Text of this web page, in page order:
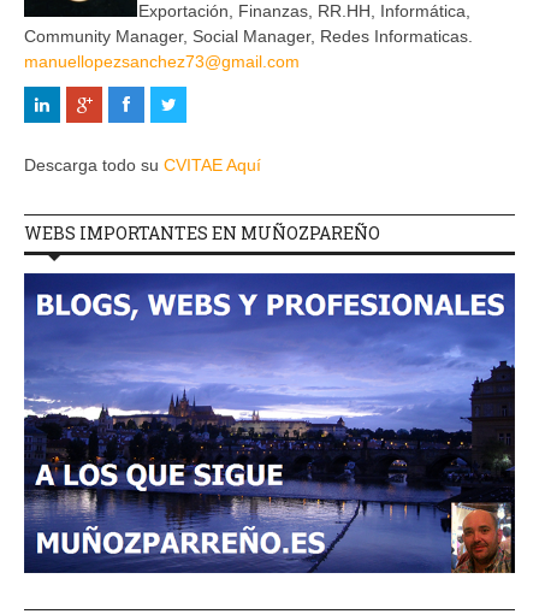
Exportación, Finanzas, RR.HH, Informática,
Community Manager, Social Manager, Redes Informaticas.
manuellopezsanchez73@gmail.com
Descarga todo su CVITAE Aquí
WEBS IMPORTANTES EN MUÑOZPAREÑO